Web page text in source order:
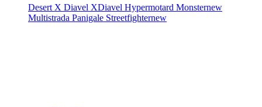
Desert X Diavel XDiavel Hypermotard Monsternew
Multistrada Panigale Streetfighternew